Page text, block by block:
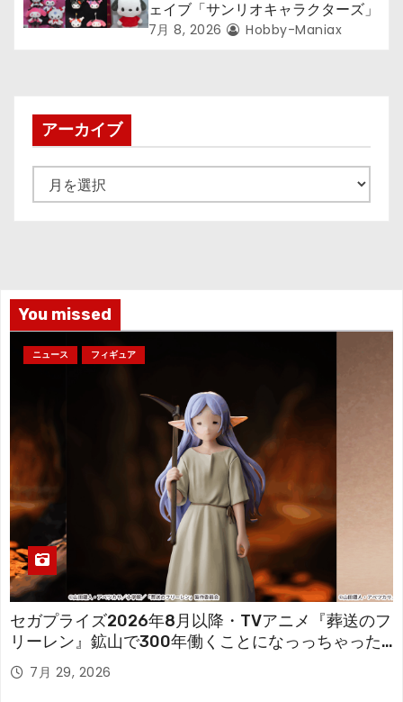
ェイブ「サンリオキャラクターズ」
7月 8, 2026 Hobby-Maniax
アーカイブ
ー
You missed
ニュース フィギュア
セガプライズ2026年8月以降・TVアニメ『葬送のフ
リーレン』鉱山で300年働くことになっっちゃった
「フリーレン」を立体化！
7月 29, 2026